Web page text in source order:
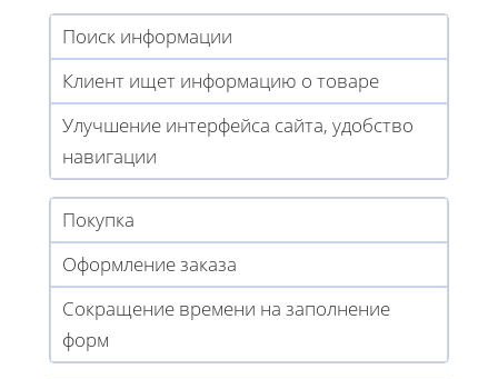
Поиск информации
Клиент ищет информацию о товаре
Улучшение интерфейса сайта, удобство
навигации
Покупка
Оформление заказа
Сокращение времени на заполнение
форм